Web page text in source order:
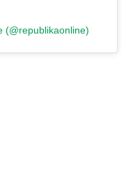
(@republikaonline)